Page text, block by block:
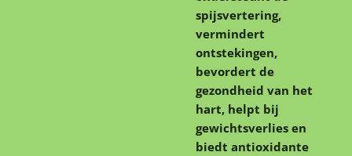
spijsvertering,
vermindert
ontstekingen,
bevordert de
gezondheid van het
hart, helpt bij
gewichtsverlies en
biedt antioxidante